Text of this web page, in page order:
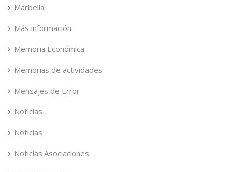
Marbella
Más información
Memoria Económica
Memorias de actividades
Mensajes de Error
Noticias
Noticias
Noticias Asociaciones